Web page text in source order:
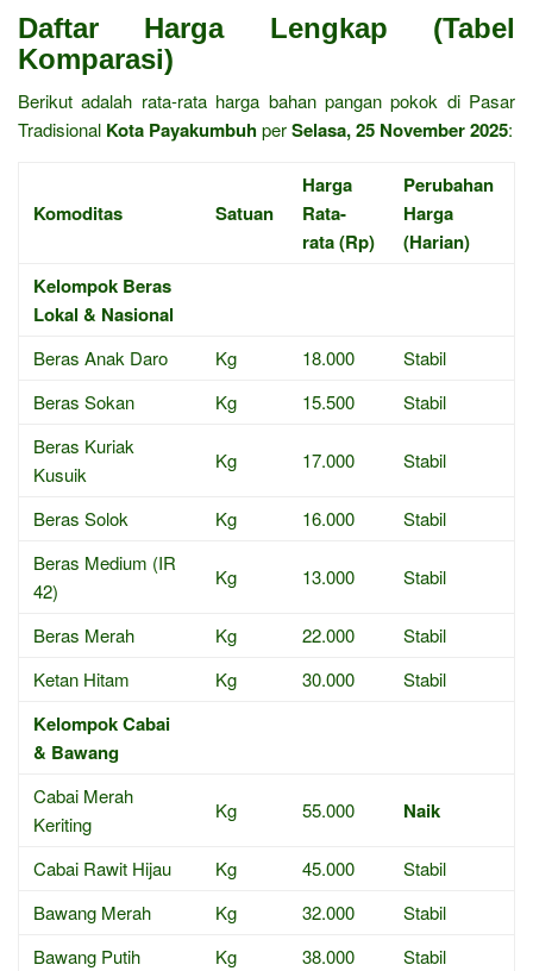
Daftar Harga Lengkap (Tabel
Komparasi)
Berikut adalah rata-rata harga bahan pangan pokok di Pasar
Tradisional Kota PayakumbuhperSelasa, 25 November 2025:
Komoditas Satuan
Harga
Rata-
rata (Rp)
Perubahan
Harga
(Harian)
Kelompok Beras
Lokal & Nasional
Beras Anak Daro Kg 18.000
Stabil
Beras Sokan
Kg 15.500
Stabil
Beras Kuriak
Kusuik
Kg 17.000 Stabil
Beras Solok Kg 16.000
Stabil
Beras Medium (IR
42)
Kg 13.000 Stabil
Beras Merah Kg 22.000
Stabil
Ketan Hitam
Kg 30.000 Stabil
Kelompok Cabai
& Bawang
Cabai Merah
Keriting
Kg 55.000 Naik
Cabai Rawit Hijau Kg 45.000
Stabil
Bawang Merah
Kg 32.000
Stabil
Bawang Putih
Kg 38.000 Stabil